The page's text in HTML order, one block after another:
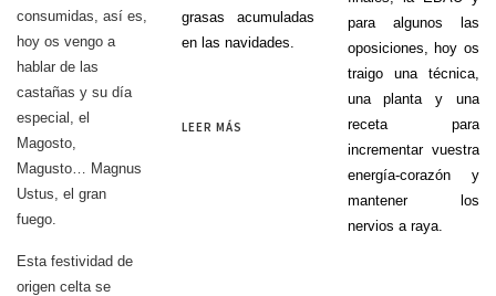
consumidas, así es,
hoy os vengo a
hablar de las
castañas y su día
especial, el
Magosto,
Magusto… Magnus
Ustus, el gran
fuego.
Esta festividad de
origen celta se
grasas acumuladas
en las navidades.
LEER MÁS
para algunos las
oposiciones, hoy os
traigo una técnica,
una planta y una
receta para
incrementar vuestra
energía-corazón y
mantener los
nervios a raya.